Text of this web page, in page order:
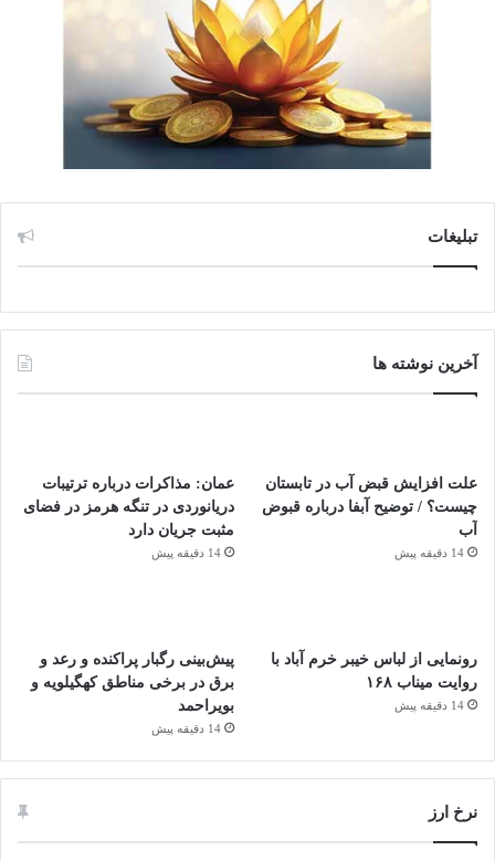
تبلیغات
آخرین نوشته ها
علت افزایش قبض آب در تابستان
چیست؟ / توضیح آبفا درباره قبوض
آب
14 دقیقه پیش
عمان: مذاکرات درباره ترتیبات
دریانوردی در تنگه هرمز در فضای
مثبت جریان دارد
14 دقیقه پیش
رونمایی از لباس خیبر خرم آباد با
روایت میناب ۱۶۸
14 دقیقه پیش
پیش‌بینی رگبار پراکنده و رعد و
برق در برخی مناطق کهگیلویه و
بویراحمد
14 دقیقه پیش
نرخ ارز